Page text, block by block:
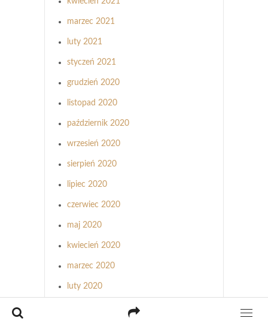
marzec 2021
luty 2021
styczeń 2021
grudzień 2020
listopad 2020
październik 2020
wrzesień 2020
sierpień 2020
lipiec 2020
czerwiec 2020
maj 2020
kwiecień 2020
marzec 2020
luty 2020